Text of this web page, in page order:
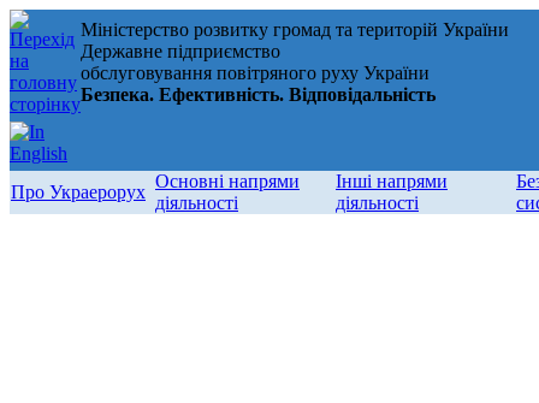
Міністерство розвитку громад та територій України
Державне підприємство
обслуговування повітряного руху України
Безпека. Ефективність. Відповідальність
Про Украерорух
Основні напрями
діяльності
Інші напрями
діяльності